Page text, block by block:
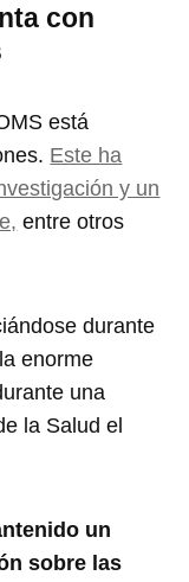
con
está
Este ha
y un
entre otros
durante
enorme
una
la Salud el
un
sobre las